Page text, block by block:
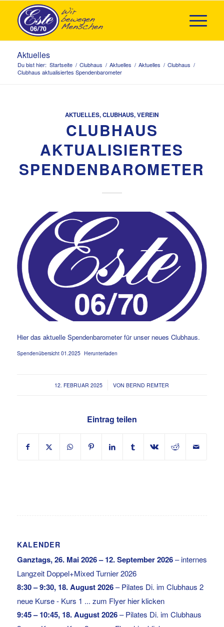
Aktuelles
Du bist hier: Startseite / Clubhaus / Aktuelles / Aktuelles / Clubhaus /
Clubhaus aktualisiertes Spendenbarometer
AKTUELLES,CLUBHAUS,VEREIN
CLUBHAUS
AKTUALISIERTES
SPENDENBAROMETER
Hier das aktuelle Spendenbarometer für unser neues Clubhaus.
Spendenübersicht 01.2025 Herunterladen
12. FEBRUAR 2025
/ VONBERND REMTER
Eintrag teilen
KALENDER
Ganztags,26. Mai 2026– 12. September 2026–internes
Langzeit Doppel+Mixed Turnier 2026
8:30– 9:30, 18. August 2026–Pilates Di. im Clubhaus 2
neue Kurse - Kurs 1 ... zum Flyer hier klicken
9:45– 10:45, 18. August 2026–Pilates Di. im Clubhaus